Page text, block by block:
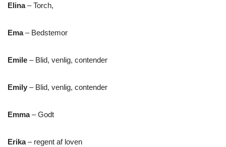
Elina– Torch,
Ema– Bedstemor
Emile – Blid, venlig, contender
Emily – Blid, venlig, contender
Emma– Godt
Erika– regent af loven